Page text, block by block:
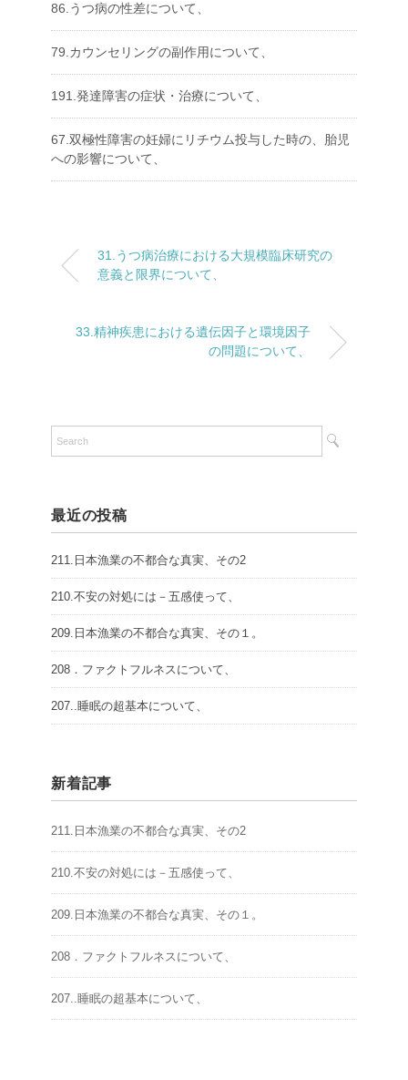
86.うつ病の性差について、
79.カウンセリングの副作用について、
191.発達障害の症状・治療について、
67.双極性障害の妊婦にリチウム投与した時の、胎児
への影響について、
31.うつ病治療における大規模臨床研究の
意義と限界について、
33.精神疾患における遺伝因子と環境因子
の問題について、
最近の投稿
211.日本漁業の不都合な真実、その2
210.不安の対処には－五感使って、
209.日本漁業の不都合な真実、その１。
208．ファクトフルネスについて、
207..睡眠の超基本について、
新着記事
211.日本漁業の不都合な真実、その2
210.不安の対処には－五感使って、
209.日本漁業の不都合な真実、その１。
208．ファクトフルネスについて、
207..睡眠の超基本について、